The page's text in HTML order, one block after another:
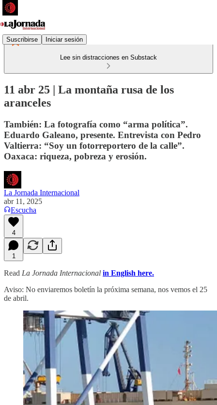
Suscribirse Iniciar sesión
Lee sin distracciones en Substack
11 abr 25 | La montaña rusa de los
aranceles
También: La fotografía como “arma política”.
Eduardo Galeano, presente. Entrevista con Pedro
Valtierra: “Soy un fotorreportero de la calle”.
Oaxaca: riqueza, pobreza y erosión.
La Jornada Internacional
abr 11, 2025
Escucha
4
1
Read La Jornada Internacional in English here.
Aviso: No enviaremos boletín la próxima semana, nos vemos el 25
de abril.